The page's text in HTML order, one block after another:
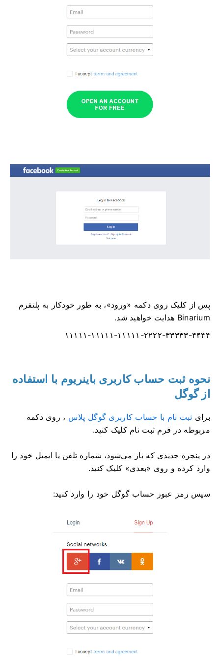
پس از کلیک روی دکمه «ورود»، به طور خودکار به پلتفرم
Binarium هدایت خواهید شد.
۱۱۱۱۱-۱۱۱۱۱-۱۱۱۱۱-۲۲۲۲-۳۳۳۳۳-۴۴۴۴
نحوه ثبت حساب کاربری باینریوم با استفاده
از گوگل
برای ثبت نام با حساب کاربری گوگل پلاس ، روی دکمه
مربوطه در فرم ثبت نام کلیک کنید.
در پنجره جدیدی که باز می‌شود، شماره تلفن یا ایمیل خود را
وارد کرده و روی «بعدی» کلیک کنید.
سپس رمز عبور حساب گوگل خود را وارد کنید: